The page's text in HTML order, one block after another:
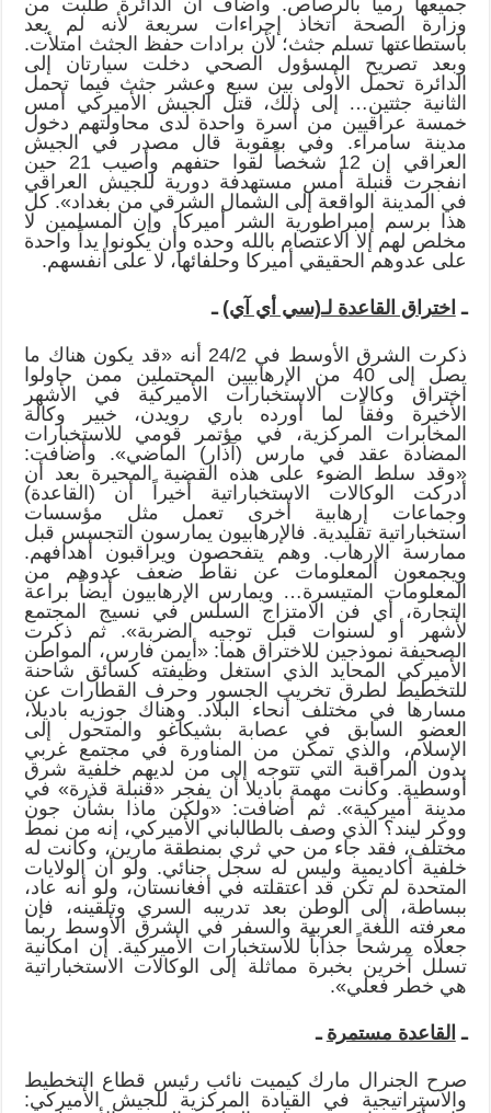
وزارة الصحة اتخاذ إجراءات سريعة لأنه لم يعد
باستطاعتها تسلم جثث؛ لأن برادات حفظ الجثث امتلأت.
وبعد تصريح المسؤول الصحي دخلت سيارتان إلى
الدائرة تحمل الأولى بين سبع وعشر جثث فيما تحمل
الثانية جثتين… إلى ذلك، قتل الجيش الأميركي أمس
خمسة عراقيين من أسرة واحدة لدى محاولتهم دخول
مدينة سامراء. وفي بعقوبة قال مصدر في الجيش
العراقي إن 12 شخصاً لقوا حتفهم وأصيب 21 حين
انفجرت قنبلة أمس مستهدفة دورية للجيش العراقي
في المدينة الواقعة إلى الشمال الشرقي من بغداد». كل
هذا برسم إمبراطورية الشر أميركا. وإن المسلمين لا
مخلص لهم إلا الاعتصام بالله وحده وأن يكونوا يداً واحدة
على عدوهم الحقيقي أميركا وحلفائها، لا على أنفسهم.
ـ اختراق القاعدة لـ(سي أي آي) ـ
ذكرت الشرق الأوسط في 24/2 أنه «قد يكون هناك ما
يصل إلى 40 من الإرهابيين المحتملين ممن حاولوا
اختراق وكالات الاستخبارات الأميركية في الأشهر
الأخيرة وفقاً لما أورده باري رويدن، خبير وكالة
المخابرات المركزية، في مؤتمر قومي للاستخبارات
المضادة عقد في مارس (آذار) الماضي». وأضافت:
«وقد سلط الضوء على هذه القضية المحيرة بعد أن
أدركت الوكالات الاستخباراتية أخيراً أن (القاعدة)
وجماعات إرهابية أخرى تعمل مثل مؤسسات
استخباراتية تقليدية. فالإرهابيون يمارسون التجسس قبل
ممارسة الإرهاب. وهم يتفحصون ويراقبون أهدافهم.
ويجمعون المعلومات عن نقاط ضعف عدوهم من
المعلومات المتيسرة… ويمارس الإرهابيون أيضاً براعة
التجارة، أي فن الامتزاج السلس في نسيج المجتمع
لأشهر أو لسنوات قبل توجيه الضربة». ثم ذكرت
الصحيفة نموذجين للاختراق هما: «أيمن فارس، المواطن
الأميركي المحايد الذي استغل وظيفته كسائق شاحنة
للتخطيط لطرق تخريب الجسور وحرف القطارات عن
مسارها في مختلف أنحاء البلاد. وهناك جوزيه باديلا،
العضو السابق في عصابة بشيكاغو والمتحول إلى
الإسلام، والذي تمكن من المناورة في مجتمع غربي
بدون المراقبة التي تتوجه إلى من لديهم خلفية شرق
أوسطية. وكانت مهمة باديلا أن يفجر «قنبلة قذرة» في
مدينة أميركية». ثم أضافت: «ولكن ماذا بشأن جون
ووكر ليند؟ الذي وصف بالطالباني الأميركي، إنه من نمط
مختلف، فقد جاء من حي ثري بمنطقة مارين، وكانت له
خلفية أكاديمية وليس له سجل جنائي. ولو أن الولايات
المتحدة لم تكن قد اعتقلته في أفغانستان، ولو أنه عاد،
ببساطة، إلى الوطن بعد تدريبه السري وتلقينه، فإن
معرفته اللغة العربية والسفر في الشرق الأوسط ربما
جعلاه مرشحاً جذاباً للاستخبارات الأميركية. إن امكانية
تسلل آخرين بخبرة مماثلة إلى الوكالات الاستخباراتية
هي خطر فعلي».
ـ القاعدة مستمرة ـ
صرح الجنرال مارك كيميت نائب رئيس قطاع التخطيط
والاستراتيجية في القيادة المركزية للجيش الأميركي: